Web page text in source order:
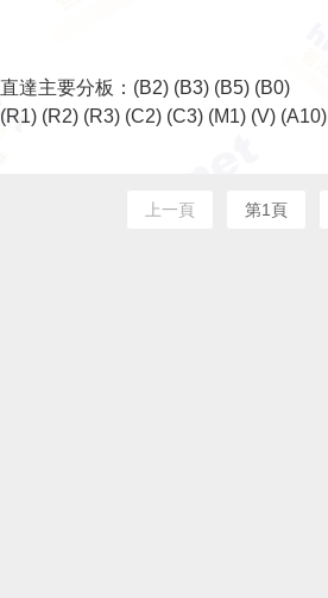
直達主要分板： (B2) (B3) (B5) (B0)
(R1) (R2) (R3) (C2) (C3) (M1) (V) (A10)
上一頁 第1頁